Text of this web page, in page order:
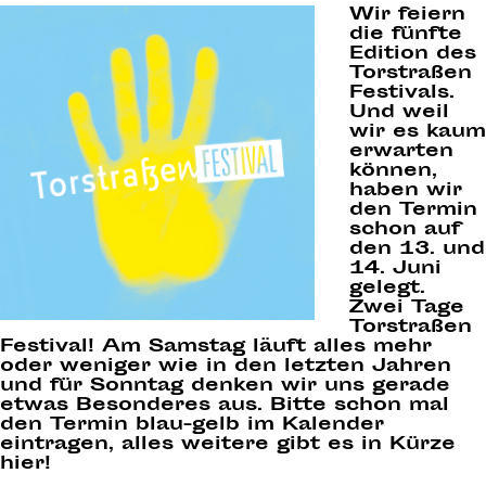
Wir feiern
die fünfte
Edition des
Torstraßen
Festivals.
Und weil
wir es kaum
erwarten
können,
haben wir
den Termin
schon auf
den 13. und
14. Juni
gelegt.
Zwei Tage
Torstraßen
Festival! Am Samstag läuft alles mehr
oder weniger wie in den letzten Jahren
und für Sonntag denken wir uns gerade
etwas Besonderes aus. Bitte schon mal
den Termin blau-gelb im Kalender
eintragen, alles weitere gibt es in Kürze
hier!